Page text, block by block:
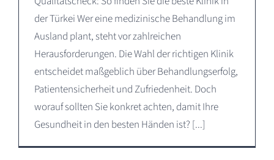
der Türkei Wer eine medizinische Behandlung im
Ausland plant, steht vor zahlreichen
Herausforderungen. Die Wahl der richtigen Klinik
entscheidet maßgeblich über Behandlungserfolg,
Patientensicherheit und Zufriedenheit. Doch
worauf sollten Sie konkret achten, damit Ihre
Gesundheit in den besten Händen ist? [...]